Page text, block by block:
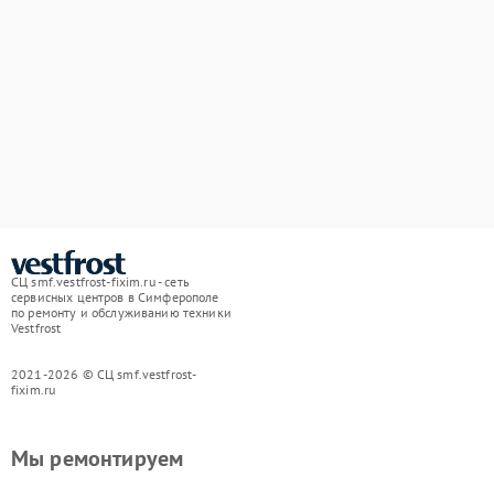
СЦ smf.vestfrost-fixim.ru - сеть
сервисных центров в Симферополе
по ремонту и обслуживанию техники
Vestfrost
2021-2026 © СЦ smf.vestfrost-
fixim.ru
Мы ремонтируем